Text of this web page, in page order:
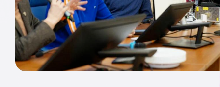
15 декабря в конференц-зале Института
общественного здоровья
им. Ф. Ф. Эрисмана состоится
презентация аппаратно-программного
комплекса для цифровой микроскопии,
который позволит оцифровывать
гистологические препараты
и передавать полученные данные
на удаленные серверы для анализа